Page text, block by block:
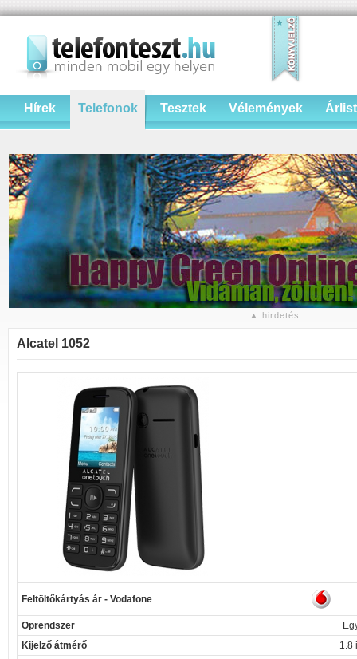
Hírek Telefonok Tesztek Vélemények
▲ hirdetés
Alcatel 1052
Feltöltőkártyás ár - Vodafone
Oprendszer
Kijelző átmérő
1.8